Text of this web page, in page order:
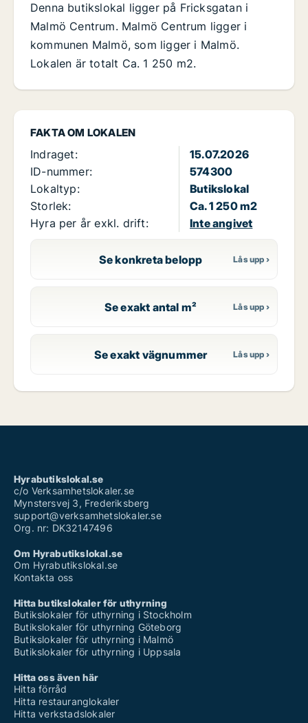
FAKTA OM LOKALEN
Indraget:
15.07.2026
ID-nummer:
574300
Lokaltyp:
Butikslokal
Storlek:
Ca. 1 250 m2
Hyra per år exkl. drift:
Inte angivet
Se konkreta belopp
Se exakt antal m²
Se exakt vägnummer
Denna butikslokal ligger på Fricksgatan i
Malmö Centrum. Malmö Centrum ligger i
kommunen Malmö, som ligger i Malmö.
Lokalen är totalt Ca. 1 250 m2.
Hyrabutikslokal.se
c/o Verksamhetslokaler.se
Mynstersvej 3, Frederiksberg
support@verksamhetslokaler.se
Org. nr: DK32147496
Om Hyrabutikslokal.se
Om Hyrabutikslokal.se
Kontakta oss
Hitta butikslokaler för uthyrning
Butikslokaler för uthyrning i Stockholm
Butikslokaler för uthyrning Göteborg
Butikslokaler för uthyrning i Malmö
Butikslokaler för uthyrning i Uppsala
Hitta oss även här
Hitta förråd
Hitta restauranglokaler
Hitta verkstadslokaler